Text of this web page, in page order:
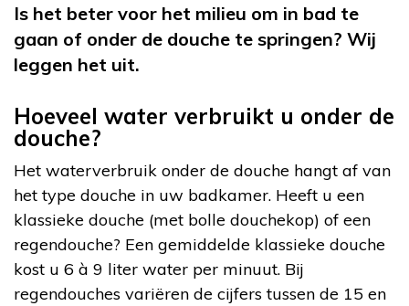
Is het beter voor het milieu om in bad te
gaan of onder de douche te springen? Wij
leggen het uit.
Hoeveel water verbruikt u onder de
douche?
Het waterverbruik onder de douche hangt af van
het type douche in uw badkamer. Heeft u een
klassieke douche (met bolle douchekop) of een
regendouche? Een gemiddelde klassieke douche
kost u 6 à 9 liter water per minuut. Bij
regendouches variëren de cijfers tussen de 15 en